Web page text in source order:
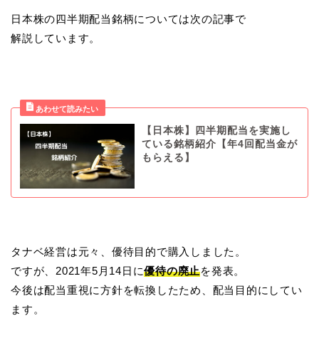
日本株の四半期配当銘柄については次の記事で
解説しています。
【日本株】四半期配当を実施し
ている銘柄紹介【年4回配当金が
もらえる】
タナベ経営は元々、優待目的で購入しました。
ですが、2021年5月14日に優待の廃止を発表。
今後は配当重視に方針を転換したため、配当目的にしてい
ます。